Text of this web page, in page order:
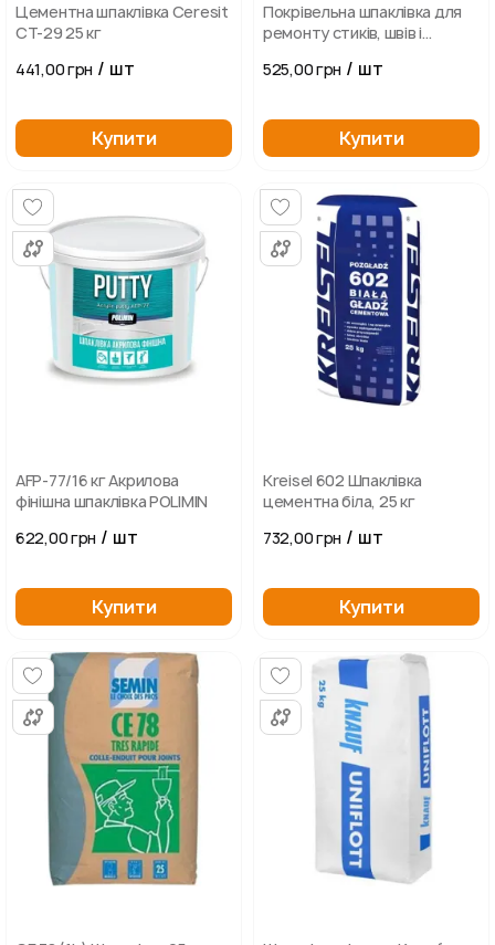
Цементна шпаклівка Ceresit
CT-29 25 кг
441,00 грн / шт
Купити
Покрівельна шпаклівка для
ремонту стиків, швів і
U, 5 кг
525,00 грн / шт
Купити
AFP-77/16 кг Акрилова
фінішна шпаклівка POLIMIN
622,00 грн / шт
Купити
Kreisel 602 Шпаклівка
цементна біла, 25 кг
732,00 грн / шт
Купити